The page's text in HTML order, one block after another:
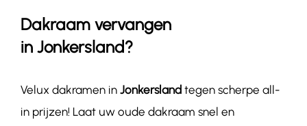
Dakraam vervangen
in Jonkersland?
Velux dakramen in Jonkersland tegen scherpe all-
in prijzen! Laat uw oude dakraam snel en